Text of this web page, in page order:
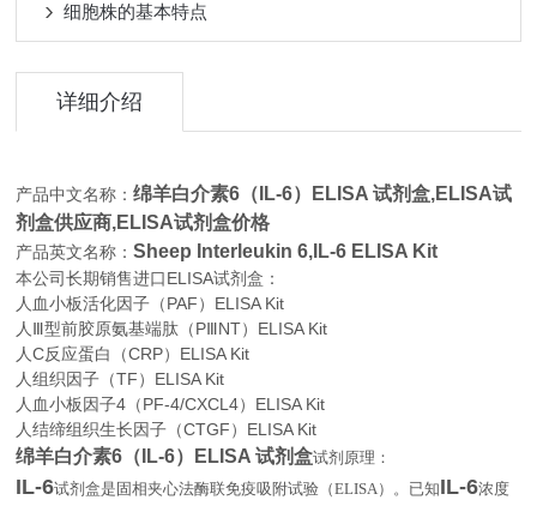
细胞株的基本特点
详细介绍
产品中文名称：绵羊白介素6（IL-6）ELISA 试剂盒,ELISA试
剂盒供应商,ELISA试剂盒价格
产品英文名称：Sheep Interleukin 6,IL-6 ELISA Kit
本公司长期销售进口ELISA试剂盒：
人血小板活化因子（PAF）ELISA Kit
人Ⅲ型前胶原氨基端肽（PⅢNT）ELISA Kit
人C反应蛋白（CRP）ELISA Kit
人组织因子（TF）ELISA Kit
人血小板因子4（PF-4/CXCL4）ELISA Kit
人结缔组织生长因子（CTGF）ELISA Kit
绵羊白介素6（IL-6）ELISA 试剂盒试剂原理：
IL-6试剂盒是固相夹心法酶联免疫吸附试验（ELISA）。已知IL-6浓度